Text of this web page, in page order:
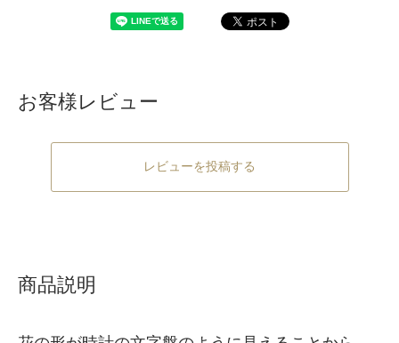
お客様レビュー
レビューを投稿する
商品説明